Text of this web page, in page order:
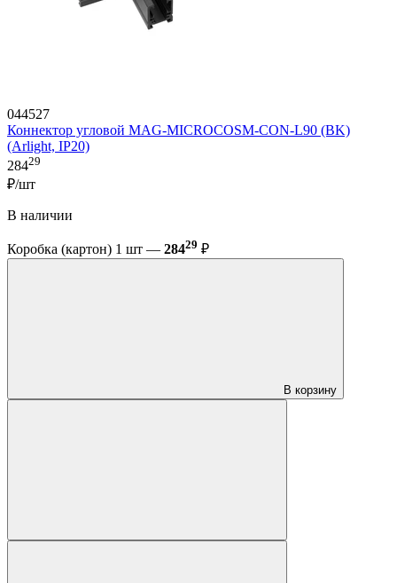
044527
Коннектор угловой MAG-MICROCOSM-CON-L90 (BK)
(Arlight, IP20)
28429
₽/шт
В наличии
Коробка (картон) 1 шт — 28429 ₽
В корзину